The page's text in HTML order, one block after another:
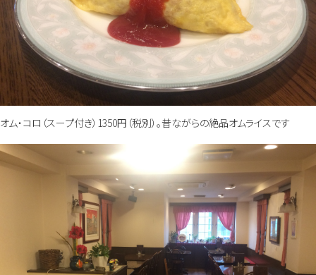
オム・コロ（スープ付き）1350円（税別）。昔ながらの絶品オムライスです